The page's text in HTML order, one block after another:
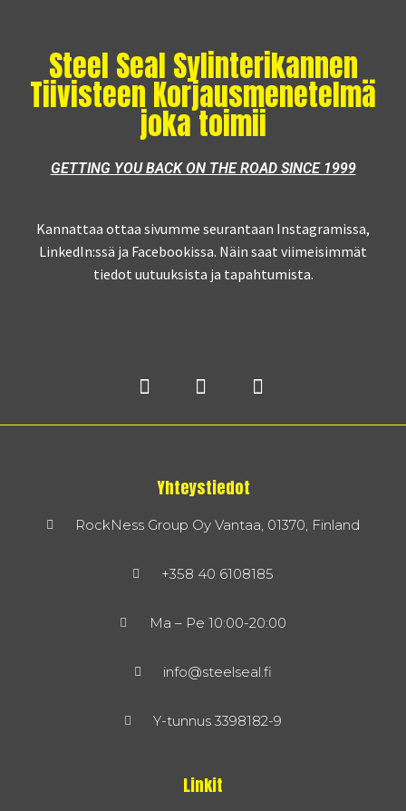
Steel Seal Sylinterikannen
Tiivisteen Korjausmenetelmä
joka toimii
GETTING YOU BACK ON THE ROAD SINCE 1999
Kannattaa ottaa sivumme seurantaan Instagramissa,
LinkedIn:ssä ja Facebookissa. Näin saat viimeisimmät
tiedot uutuuksista ja tapahtumista.
Yhteystiedot
RockNess Group Oy Vantaa, 01370, Finland
+358 40 6108185
Ma – Pe 10:00-20:00
info@steelseal.fi
Y-tunnus 3398182-9
Linkit